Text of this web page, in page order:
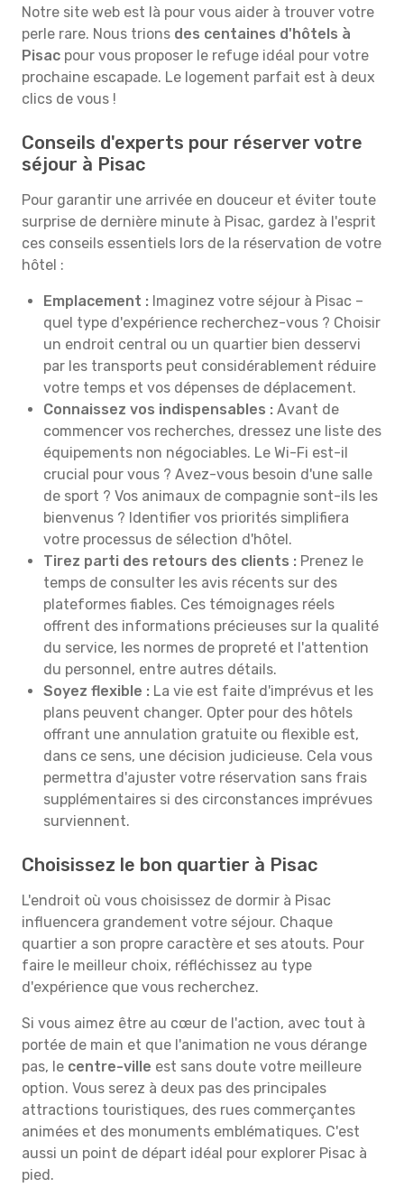
Notre site web est là pour vous aider à trouver votre
perle rare. Nous trions des centaines d'hôtels à
Pisac pour vous proposer le refuge idéal pour votre
prochaine escapade. Le logement parfait est à deux
clics de vous !
Conseils d'experts pour réserver votre
séjour à Pisac
Pour garantir une arrivée en douceur et éviter toute
surprise de dernière minute à Pisac, gardez à l'esprit
ces conseils essentiels lors de la réservation de votre
hôtel :
Emplacement : Imaginez votre séjour à Pisac –
quel type d'expérience recherchez-vous ? Choisir
un endroit central ou un quartier bien desservi
par les transports peut considérablement réduire
votre temps et vos dépenses de déplacement.
Connaissez vos indispensables : Avant de
commencer vos recherches, dressez une liste des
équipements non négociables. Le Wi-Fi est-il
crucial pour vous ? Avez-vous besoin d'une salle
de sport ? Vos animaux de compagnie sont-ils les
bienvenus ? Identifier vos priorités simplifiera
votre processus de sélection d'hôtel.
Tirez parti des retours des clients : Prenez le
temps de consulter les avis récents sur des
plateformes fiables. Ces témoignages réels
offrent des informations précieuses sur la qualité
du service, les normes de propreté et l'attention
du personnel, entre autres détails.
Soyez flexible : La vie est faite d'imprévus et les
plans peuvent changer. Opter pour des hôtels
offrant une annulation gratuite ou flexible est,
dans ce sens, une décision judicieuse. Cela vous
permettra d'ajuster votre réservation sans frais
supplémentaires si des circonstances imprévues
surviennent.
Choisissez le bon quartier à Pisac
L'endroit où vous choisissez de dormir à Pisac
influencera grandement votre séjour. Chaque
quartier a son propre caractère et ses atouts. Pour
faire le meilleur choix, réfléchissez au type
d'expérience que vous recherchez.
Si vous aimez être au cœur de l'action, avec tout à
portée de main et que l'animation ne vous dérange
pas, le centre-ville est sans doute votre meilleure
option. Vous serez à deux pas des principales
attractions touristiques, des rues commerçantes
animées et des monuments emblématiques. C'est
aussi un point de départ idéal pour explorer Pisac à
pied.